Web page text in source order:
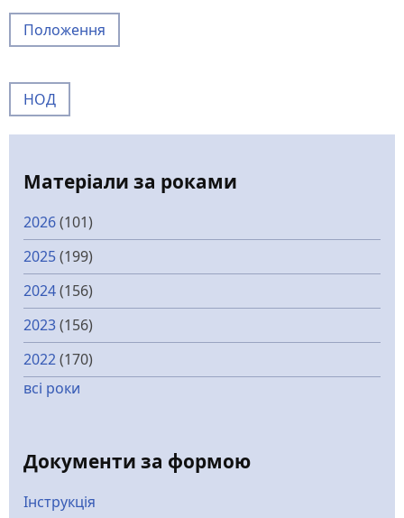
Положення
НОД
Матеріали за роками
2026(101)
2025(199)
2024(156)
2023(156)
2022(170)
всі роки
Документи за формою
Інструкція